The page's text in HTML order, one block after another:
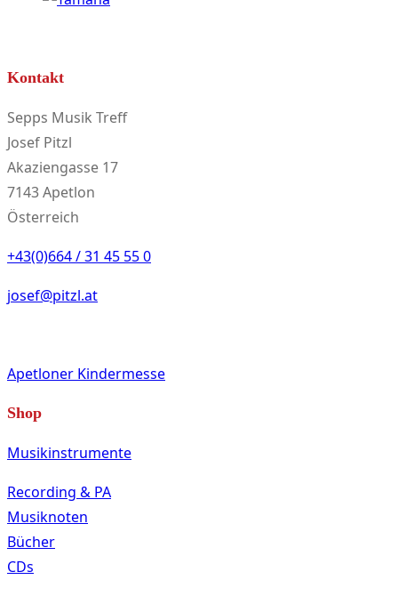
Kontakt
Sepps Musik Treff
Josef Pitzl
Akaziengasse 17
7143 Apetlon
Österreich
+43(0)664 / 31 45 55 0
josef@pitzl.at
Apetloner Kindermesse
Shop
Musikinstrumente
Recording & PA
Musiknoten
Bücher
CDs